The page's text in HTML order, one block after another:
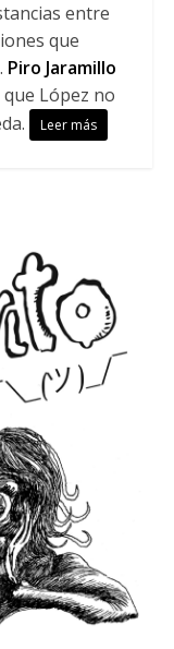
entre
que
Piro Jaramillo
López no
Leer más